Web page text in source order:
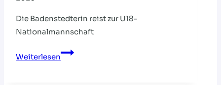
Die Badenstedterin reist zur U18-
Nationalmannschaft
Weiterlesen
Willuhn